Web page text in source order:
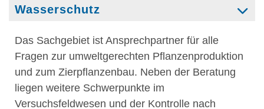
Wasserschutz
Das Sachgebiet ist Ansprechpartner für alle
Fragen zur umweltgerechten Pflanzenproduktion
und zum Zierpflanzenbau. Neben der Beratung
liegen weitere Schwerpunkte im
Versuchsfeldwesen und der Kontrolle nach